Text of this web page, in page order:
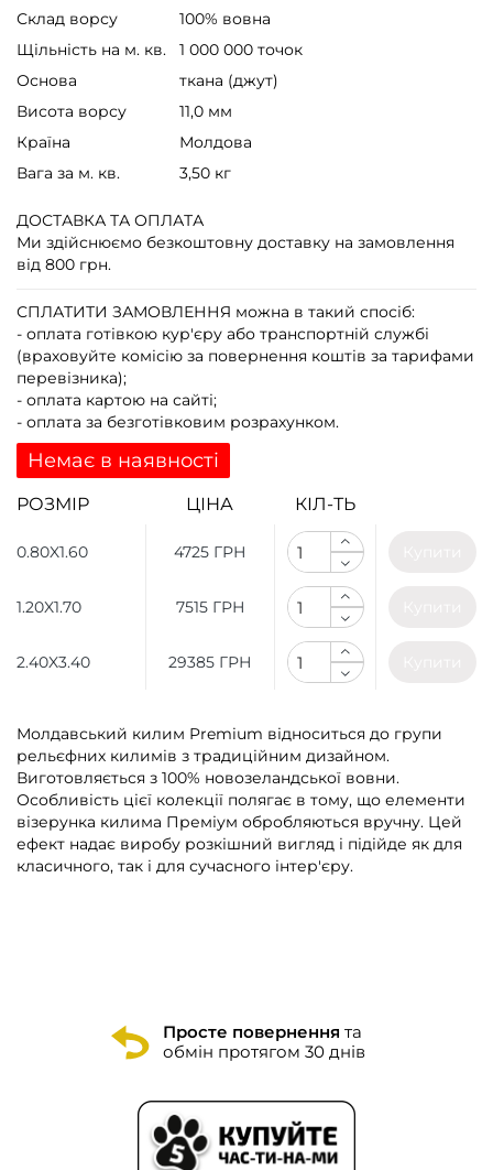
Склад ворсу
100% вовна
Щільність на м. кв.
1 000 000 точок
Основа
ткана (джут)
Висота ворсу
11,0 мм
Країна
Молдова
Вага за м. кв.
3,50 кг
ДОСТАВКА ТА ОПЛАТА
Ми здійснюємо безкоштовну доставку на замовлення
від 800 грн.
СПЛАТИТИ ЗАМОВЛЕННЯ можна в такий спосіб:
- оплата готівкою кур'єру або транспортній службі
(враховуйте комісію за повернення коштів за тарифами
перевізника);
- оплата картою на сайті;
- оплата за безготівковим розрахунком.
Немає в наявності
РОЗМІР ЦІНА КІЛ-ТЬ
0.80X1.60 4725 ГРН
1.20X1.70 7515 ГРН
2.40X3.40 29385 ГРН
Молдавський килим Premium відноситься до групи
рельєфних килимів з традиційним дизайном.
Виготовляється з 100% новозеландської вовни.
Особливість цієї колекції полягає в тому, що елементи
візерунка килима Преміум обробляються вручну. Цей
ефект надає виробу розкішний вигляд і підійде як для
класичного, так і для сучасного інтер'єру.
Просте повернення та
обмін протягом 30 днів